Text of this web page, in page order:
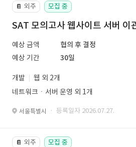
📔 외주 모집 중
SAT 모의고사 웹사이트 서버 이
예상 금액
협의 후 결정
예상 기간
30일
개발
웹 외 2개
네트워크ㆍ서버 운영 외 1개
서울특별시 · 등록일자 2026.07.27.
📔 외주 모집 중